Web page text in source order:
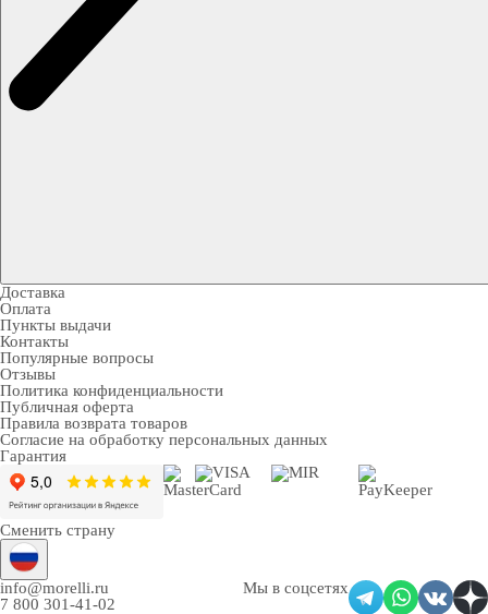
Доставка
Оплата
Пункты выдачи
Контакты
Популярные вопросы
Отзывы
Политика конфиденциальности
Публичная оферта
Правила возврата товаров
Согласие на обработку персональных данных
Гарантия
Сменить страну
info@morelli.ru
7 800 301-41-02
Мы в соцсетях